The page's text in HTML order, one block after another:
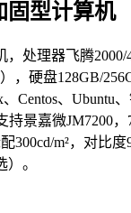
固型计算机
处理器飞腾2000/
，硬盘128GB/
Centos、Ubuntu
持景嘉微JM7200
300cd/m²，对比
。